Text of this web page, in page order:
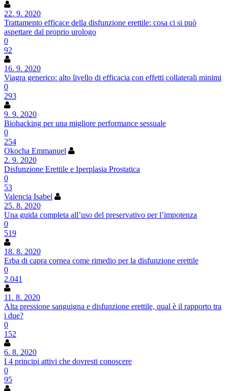
22. 9. 2020
Trattamento efficace della disfunzione erettile: cosa ci si può
aspettare dal proprio urologo
0
92
16. 9. 2020
Viagra generico: alto livello di efficacia con effetti collaterali minimi
0
293
9. 9. 2020
Biohacking per una migliore performance sessuale
0
254
Okocha Emmanuel
2. 9. 2020
Disfunzione Erettile e Iperplasia Prostatica
0
53
Valencia Isabel
25. 8. 2020
Una guida completa all’uso del preservativo per l’impotenza
0
519
18. 8. 2020
Erba di capra cornea come rimedio per la disfunzione erettile
0
2.041
11. 8. 2020
Alta pressione sanguigna e disfunzione erettile, qual è il rapporto tra
i due?
0
152
6. 8. 2020
I 4 principi attivi che dovresti conoscere
0
95